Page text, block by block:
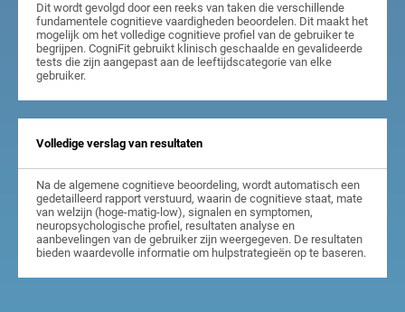
Dit wordt gevolgd door een reeks van taken die verschillende
fundamentele cognitieve vaardigheden beoordelen. Dit maakt het
mogelijk om het volledige cognitieve profiel van de gebruiker te
begrijpen. CogniFit gebruikt klinisch geschaalde en gevalideerde
tests die zijn aangepast aan de leeftijdscategorie van elke
gebruiker.
Volledige verslag van resultaten
Na de algemene cognitieve beoordeling, wordt automatisch een
gedetailleerd rapport verstuurd, waarin de cognitieve staat, mate
van welzijn (hoge-matig-low), signalen en symptomen,
neuropsychologische profiel, resultaten analyse en
aanbevelingen van de gebruiker zijn weergegeven. De resultaten
bieden waardevolle informatie om hulpstrategieën op te baseren.